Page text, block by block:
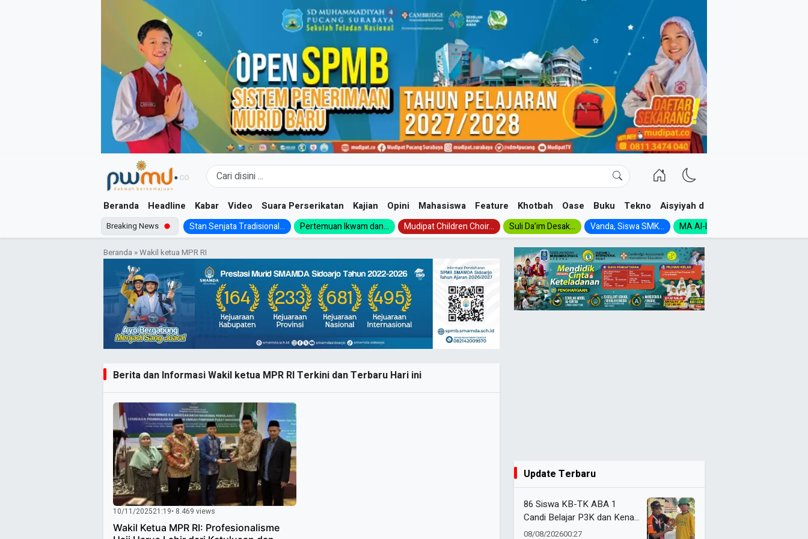
Beranda Headline Kabar Video Suara Perserikatan Kajian Opini Mahasiswa Feature Khotbah Oase Buku Tekno Aisyiyah dan NA
Breaking News Stan Senjata Tradisional... Pertemuan Ikwam dan... Mudipat Children Choir... Suli Da’im Desak... Vanda, Siswa SMK... MA Al-Ishlah Gelar...
Beranda »Wakil ketua MPR RI
Berita dan Informasi Wakil ketua MPR RI Terkini dan Terbaru Hari ini
10/11/202521:19• 8.469 views
Wakil Ketua MPR RI: Profesionalisme
Update Terbaru
86 Siswa KB-TK ABA 1
Candi Belajar P3K dan Kenali
Ambulans Lewat Ambulance
08/08/202600:27